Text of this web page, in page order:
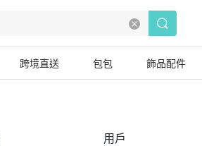
跨境直送 包包 飾品配件
用戶